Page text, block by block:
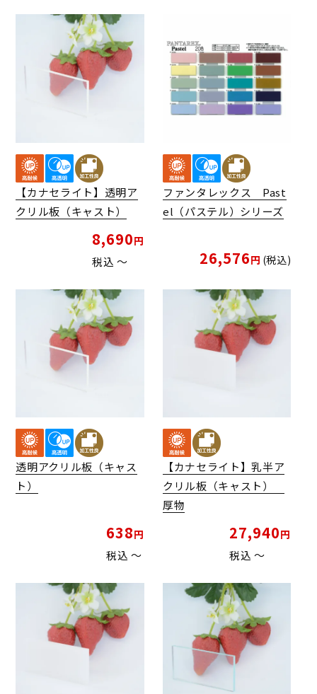
【カナセライト】透明ア
クリル板（キャスト）
8,690
税込 〜
ファンタレックス Past
el（パステル）シリーズ
26,576 税込
透明アクリル板（キャス
ト）
638
税込 〜
【カナセライト】乳半ア
クリル板（キャスト）
厚物
27,940
税込 〜